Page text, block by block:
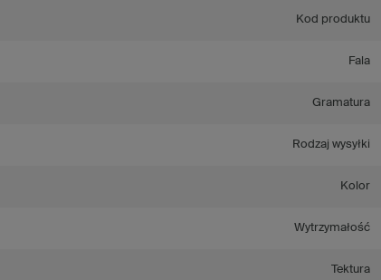
Kod produktu
Fala
Gramatura
Rodzaj wysyłki
Kolor
Wytrzymałość
Tektura